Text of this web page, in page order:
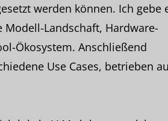
werden können. Ich gebe
Landschaft, Hardware-
Ökosystem. Anschließend
Use Cases, betrieben